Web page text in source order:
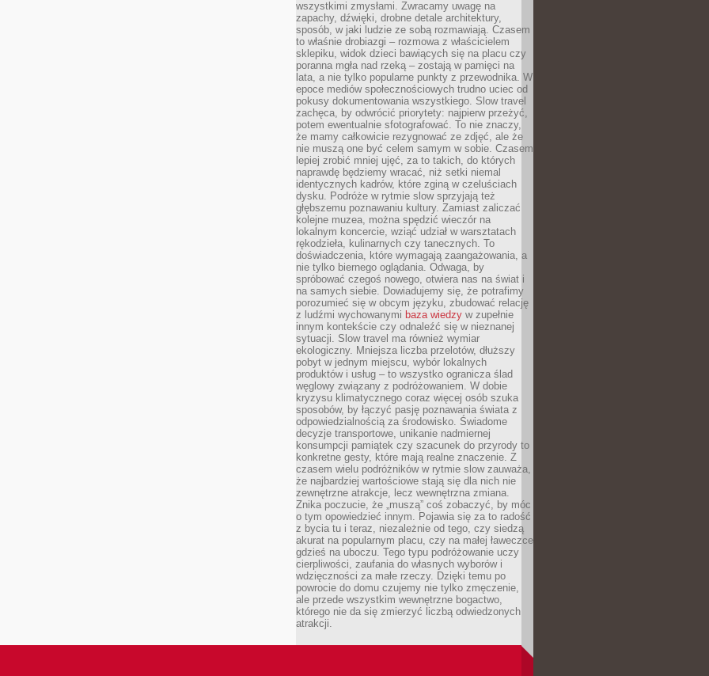
wszystkimi zmysłami. Zwracamy uwagę na
zapachy, dźwięki, drobne detale architektury,
sposób, w jaki ludzie ze sobą rozmawiają. Czasem
to właśnie drobiazgi – rozmowa z właścicielem
sklepiku, widok dzieci bawiących się na placu czy
poranna mgła nad rzeką – zostają w pamięci na
lata, a nie tylko popularne punkty z przewodnika. W
epoce mediów społecznościowych trudno uciec od
pokusy dokumentowania wszystkiego. Slow travel
zachęca, by odwrócić priorytety: najpierw przeżyć,
potem ewentualnie sfotografować. To nie znaczy,
że mamy całkowicie rezygnować ze zdjęć, ale że
nie muszą one być celem samym w sobie. Czasem
lepiej zrobić mniej ujęć, za to takich, do których
naprawdę będziemy wracać, niż setki niemal
identycznych kadrów, które zginą w czeluściach
dysku. Podróże w rytmie slow sprzyjają też
głębszemu poznawaniu kultury. Zamiast zaliczać
kolejne muzea, można spędzić wieczór na
lokalnym koncercie, wziąć udział w warsztatach
rękodzieła, kulinarnych czy tanecznych. To
doświadczenia, które wymagają zaangażowania, a
nie tylko biernego oglądania. Odwaga, by
spróbować czegoś nowego, otwiera nas na świat i
na samych siebie. Dowiadujemy się, że potrafimy
porozumieć się w obcym języku, zbudować relację
z ludźmi wychowanymi baza wiedzy w zupełnie
innym kontekście czy odnaleźć się w nieznanej
sytuacji. Slow travel ma również wymiar
ekologiczny. Mniejsza liczba przelotów, dłuższy
pobyt w jednym miejscu, wybór lokalnych
produktów i usług – to wszystko ogranicza ślad
węglowy związany z podróżowaniem. W dobie
kryzysu klimatycznego coraz więcej osób szuka
sposobów, by łączyć pasję poznawania świata z
odpowiedzialnością za środowisko. Świadome
decyzje transportowe, unikanie nadmiernej
konsumpcji pamiątek czy szacunek do przyrody to
konkretne gesty, które mają realne znaczenie. Z
czasem wielu podróżników w rytmie slow zauważa,
że najbardziej wartościowe stają się dla nich nie
zewnętrzne atrakcje, lecz wewnętrzna zmiana.
Znika poczucie, że „muszą” coś zobaczyć, by móc
o tym opowiedzieć innym. Pojawia się za to radość
z bycia tu i teraz, niezależnie od tego, czy siedzą
akurat na popularnym placu, czy na małej ławeczce
gdzieś na uboczu. Tego typu podróżowanie uczy
cierpliwości, zaufania do własnych wyborów i
wdzięczności za małe rzeczy. Dzięki temu po
powrocie do domu czujemy nie tylko zmęczenie,
ale przede wszystkim wewnętrzne bogactwo,
którego nie da się zmierzyć liczbą odwiedzonych
atrakcji.